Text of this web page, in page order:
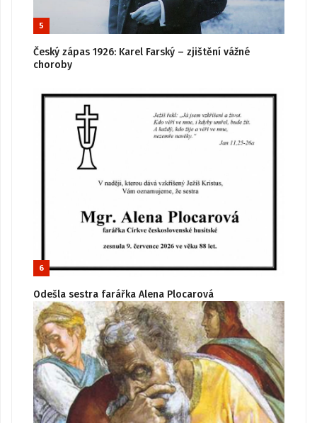
5
Český zápas 1926: Karel Farský – zjištění vážné
choroby
6
Odešla sestra farářka Alena Plocarová